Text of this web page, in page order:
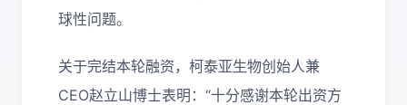
球性问题。
关于完结本轮融资，柯泰亚生物创始人兼
CEO赵立山博士表明：“十分感谢本轮出资方